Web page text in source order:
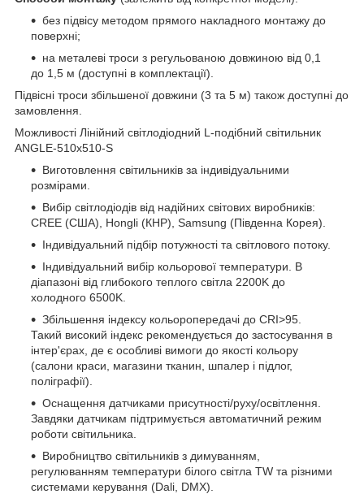
без підвісу методом прямого накладного монтажу до
поверхні;
на металеві троси з регульованою довжиною від 0,1
до 1,5 м (доступні в комплектації).
Підвісні троси збільшеної довжини (3 та 5 м) також доступні до
замовлення.
Можливості Лінійний світлодіодний L-подібний світильник
ANGLE-510x510-S
Виготовлення світильників за індивідуальними
розмірами.
Вибір світлодіодів від надійних світових виробників:
CREE (США), Hongli (КНР), Samsung (Південна Корея).
Індивідуальний підбір потужності та світлового потоку.
Індивідуальний вибір кольорової температури. В
діапазоні від глибокого теплого світла 2200K до
холодного 6500K.
Збільшення індексу кольоропередачі до CRI>95.
Такий високий індекс рекомендується до застосування в
інтер'єрах, де є особливі вимоги до якості кольору
(салони краси, магазини тканин, шпалер і підлог,
поліграфії).
Оснащення датчиками присутності/руху/освітлення.
Завдяки датчикам підтримується автоматичний режим
роботи світильника.
Виробництво світильників з димуванням,
регулюванням температури білого світла TW та різними
системами керування (Dali, DMX).